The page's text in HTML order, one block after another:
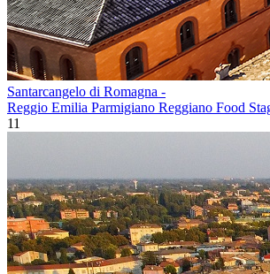
Santarcangelo di Romagna -
Reggio Emilia Parmigiano Reggiano Food
11